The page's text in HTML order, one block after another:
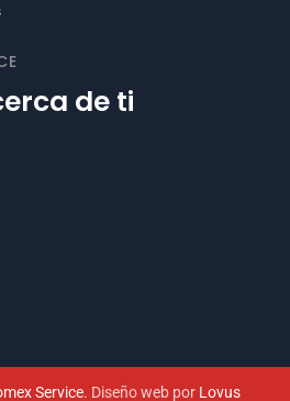
de ti
Service. Diseño web por Lovus